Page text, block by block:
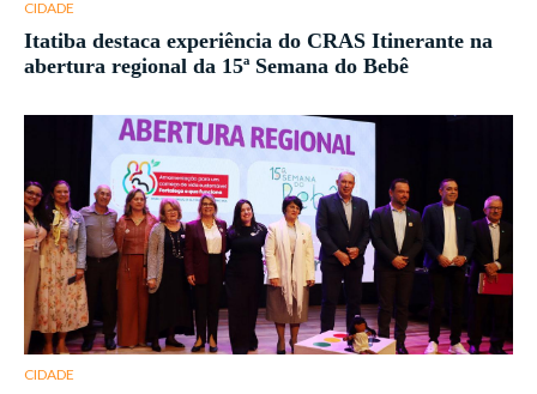
CIDADE
Itatiba destaca experiência do CRAS Itinerante na
abertura regional da 15ª Semana do Bebê
CIDADE